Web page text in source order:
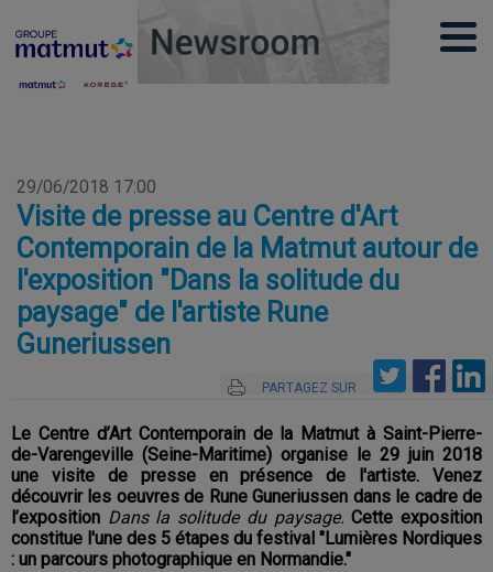
29/06/2018 17:00
Visite de presse au Centre d'Art
Contemporain de la Matmut autour de
l'exposition "Dans la solitude du
paysage" de l'artiste Rune
Guneriussen
PARTAGEZ SUR
Le Centre d’Art Contemporain de la Matmut à Saint-Pierre-
de-Varengeville (Seine-Maritime) organise le 29 juin 2018
une visite de presse en présence de l'artiste. Venez
découvrir les oeuvres de Rune Guneriussen dans le cadre de
l’exposition Dans la solitude du paysage.Cette exposition
constitue l'une des 5 étapes du festival "Lumières Nordiques
: un parcours photographique en Normandie."